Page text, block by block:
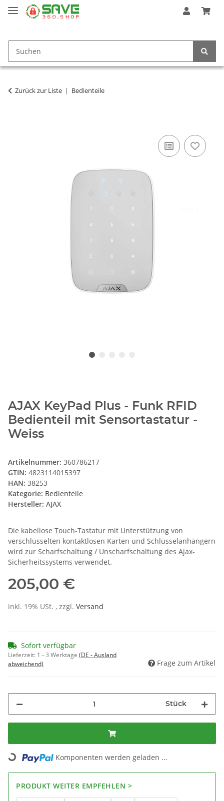
Zurück zur Liste Bedienteile
AJAX KeyPad Plus - Funk RFID
Bedienteil mit Sensortastatur -
Weiss
Artikelnummer: 360786217
GTIN: 4823114015397
HAN: 38253
Kategorie: Bedienteile
Hersteller: AJAX
Die kabellose Touch-Tastatur mit Unterstützung von
verschlüsselten kontaktlosen Karten und Schlüsselanhängern
wird zur Scharfschaltung / Unscharfschaltung des Ajax-
Sicherheitssystems verwendet.
205,00 €
inkl. 19% USt. , zzgl. Versand
Sofort verfügbar
Lieferzeit: 1 - 3 Werktage (DE - Ausland
abweichend)
Frage zum Artikel
Stück
Loading... Komponenten werden geladen ...
PRODUKT WEITER EMPFEHLEN >